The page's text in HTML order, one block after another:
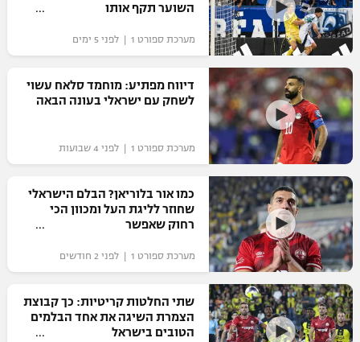
VOD
רץ ברשת
ליגת העל
גביע הטוטו
ליגיונרים
גביע המדינה
נבחרת ישראל
מכבי חיפה
בית"ר ירושלים
מכבי תל אביב
כדורגל עולמי
ליגת האלופות
ליגה אירופית
ליגה אנגלית
ליגה גרמנית
ליגה ספרדית
ליגה איטלקית
ליגה צרפתית
כדורסל ישראלי
ליגת ווינר סל
ליגה לאומית
כדורסל נשים
מכבי תל אביב
הפועל חולון
הפועל ירושלים
כדורסל עולמי
NBA
יורוליג
יורוקאפ
ענפים נוספים
טניס
כדוריד
כדורעף
השוער תקף אותו
מערכת ספורט 1 | לפני 5 ימים
דיווח מפתיע: מוחמד סלאח עשוי
לשחק עם ישראלי בעונה הבאה
מערכת ספורט 1 | לפני 4 שבועות
כמו אור בלוריאן? הבלם הישראלי
שחוזר לליגת העל ומכוון הכי
רחוק שאפשר
מערכת ספורט 1 | לפני 2 חודשים
שתי החלטות קריטיות: כך קבוצת
הצמרת השיגה את אחד הבלמים
הטובים בישראל